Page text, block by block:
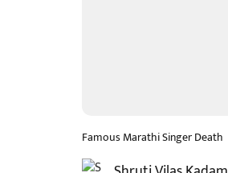
Famous Marathi Singer Death